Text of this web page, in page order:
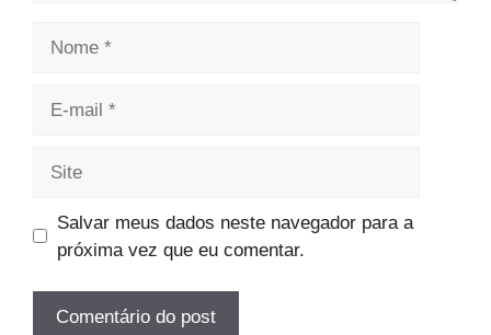
Salvar meus dados neste navegador para a
próxima vez que eu comentar.